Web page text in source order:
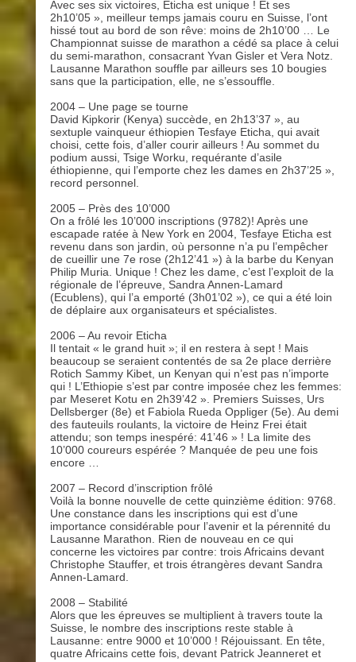
Avec ses six victoires, Eticha est unique ! Et ses
2h10’05 », meilleur temps jamais couru en Suisse, l’ont
hissé tout au bord de son rêve: moins de 2h10’00 … Le
Championnat suisse de marathon a cédé sa place à celui
du semi-marathon, consacrant Yvan Gisler et Vera Notz.
Lausanne Marathon souffle par ailleurs ses 10 bougies
sans que la participation, elle, ne s’essouffle.
2004 – Une page se tourne
David Kipkorir (Kenya) succède, en 2h13’37 », au
sextuple vainqueur éthiopien Tesfaye Eticha, qui avait
choisi, cette fois, d’aller courir ailleurs ! Au sommet du
podium aussi, Tsige Worku, requérante d’asile
éthiopienne, qui l’emporte chez les dames en 2h37’25 »,
record personnel.
2005 – Près des 10’000
On a frôlé les 10’000 inscriptions (9782)! Après une
escapade ratée à New York en 2004, Tesfaye Eticha est
revenu dans son jardin, où personne n’a pu l’empêcher
de cueillir une 7e rose (2h12’41 ») à la barbe du Kenyan
Philip Muria. Unique ! Chez les dame, c’est l’exploit de la
régionale de l’épreuve, Sandra Annen-Lamard
(Ecublens), qui l’a emporté (3h01’02 »), ce qui a été loin
de déplaire aux organisateurs et spécialistes.
2006 – Au revoir Eticha
Il tentait « le grand huit »; il en restera à sept ! Mais
beaucoup se seraient contentés de sa 2e place derrière
Rotich Sammy Kibet, un Kenyan qui n’est pas n’importe
qui ! L’Ethiopie s’est par contre imposée chez les femmes:
par Meseret Kotu en 2h39’42 ». Premiers Suisses, Urs
Dellsberger (8e) et Fabiola Rueda Oppliger (5e). Au demi
des fauteuils roulants, la victoire de Heinz Frei était
attendu; son temps inespéré: 41’46 » ! La limite des
10’000 coureurs espérée ? Manquée de peu une fois
encore …
2007 – Record d’inscription frôlé
Voilà la bonne nouvelle de cette quinzième édition: 9768.
Une constance dans les inscriptions qui est d’une
importance considérable pour l’avenir et la pérennité du
Lausanne Marathon. Rien de nouveau en ce qui
concerne les victoires par contre: trois Africains devant
Christophe Stauffer, et trois étrangères devant Sandra
Annen-Lamard.
2008 – Stabilité
Alors que les épreuves se multiplient à travers toute la
Suisse, le nombre des inscriptions reste stable à
Lausanne: entre 9000 et 10’000 ! Réjouissant. En tête,
quatre Africains cette fois, devant Patrick Jeanneret et